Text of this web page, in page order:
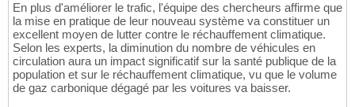
En plus d'améliorer le trafic, l'équipe des chercheurs affirme que
la mise en pratique de leur nouveau système va constituer un
excellent moyen de lutter contre le réchauffement climatique.
Selon les experts, la diminution du nombre de véhicules en
circulation aura un impact significatif sur la santé publique de la
population et sur le réchauffement climatique, vu que le volume
de gaz carbonique dégagé par les voitures va baisser.